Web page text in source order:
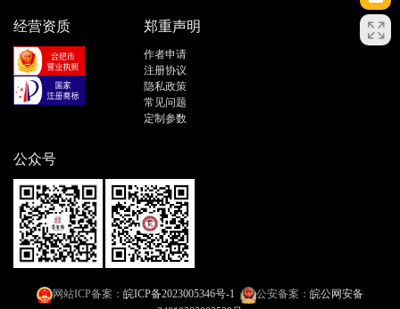
经营资质 郑重声明
作者申请
注册协议
隐私政策
常见问题
定制参数
公众号
网站ICP备案： 皖ICP备2023005346号-1 公安备案： 皖公网安备